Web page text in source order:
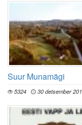
Suur Munamägi
5324 30 detsember